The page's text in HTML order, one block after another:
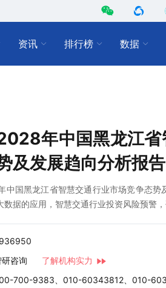
资讯 排行榜 数据
年中国黑龙江省
及发展趋向分析报告
中国黑龙江省智慧交通行业市场竞争态
数据的应用，智慧交通行业投资风险预警
研咨询
了解机构实力
700-9383、010-60343812、010-